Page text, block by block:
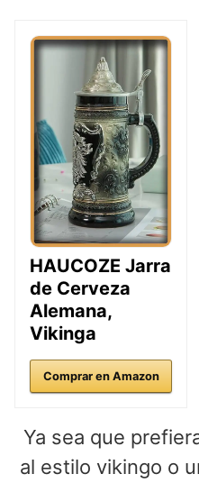
HAUCOZE Jarra
de Cerveza
Alemana,
Vikinga
Comprar en Amazon
Ya sea que
al estilo vikingo o